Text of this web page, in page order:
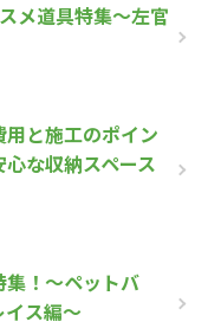
メ道具特集～左官
と施工のポイン
な収納スペース
！～ペットバ
イス編～